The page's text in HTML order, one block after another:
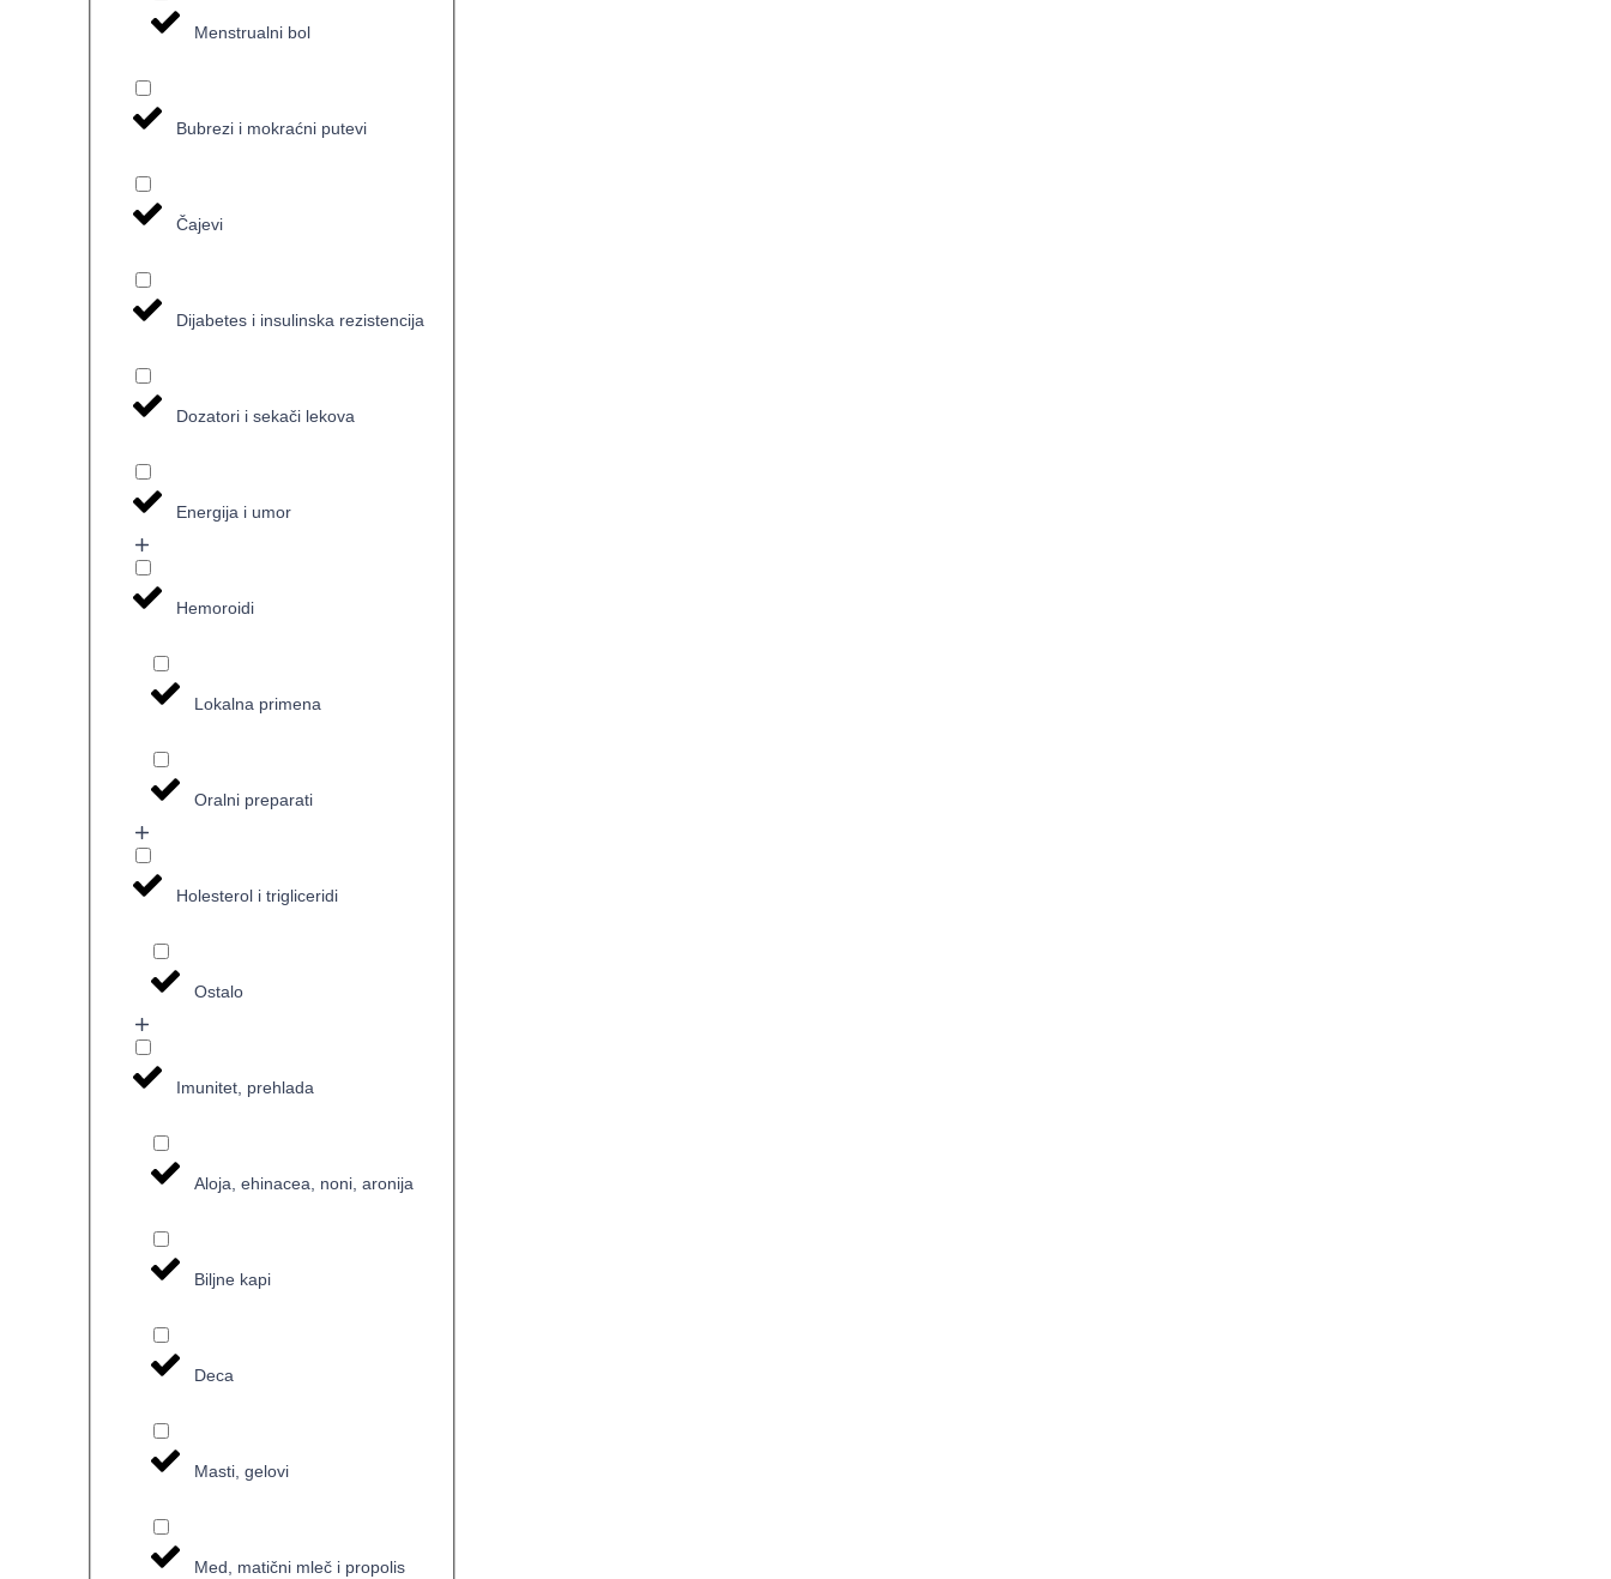
Menstrualni bol
Bubrezi i mokraćni putevi
Čajevi
Dijabetes i insulinska rezistencija
Dozatori i sekači lekova
Energija i umor
Hemoroidi
Lokalna primena
Oralni preparati
Holesterol i trigliceridi
Ostalo
Imunitet, prehlada
Aloja, ehinacea, noni, aronija
Biljne kapi
Deca
Masti, gelovi
Med, matični mleč i propolis